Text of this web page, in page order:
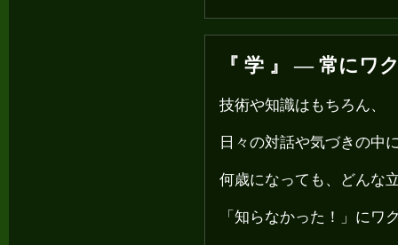
『 学 』 ― 常にワ
技術や知識はもちろん、
日々の対話や気づきの中
何歳になっても、どんな
「知らなかった！」にワ